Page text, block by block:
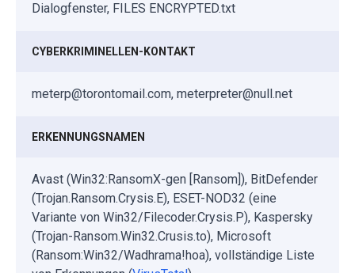
Dialogfenster, FILES ENCRYPTED.txt
CYBERKRIMINELLEN-KONTAKT
meterp@torontomail.com, meterpreter@null.net
ERKENNUNGSNAMEN
Avast (Win32:RansomX-gen [Ransom]), BitDefender
(Trojan.Ransom.Crysis.E), ESET-NOD32 (eine
Variante von Win32/Filecoder.Crysis.P), Kaspersky
(Trojan-Ransom.Win32.Crusis.to), Microsoft
(Ransom:Win32/Wadhrama!hoa), vollständige Liste